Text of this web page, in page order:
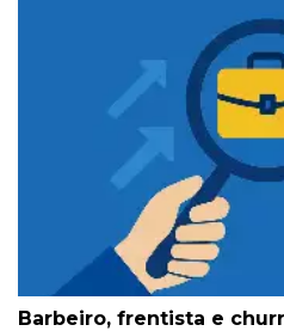
Barbeiro, frentista e